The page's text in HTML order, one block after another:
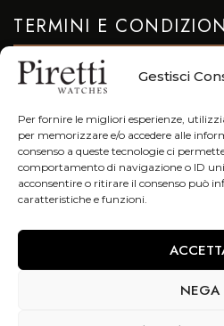
Gestisci
Per fornire le migliori esperienze,
per memorizzare e/o accedere alle
consenso a queste tecnologie ci
comportamento di navigazione o ID
acconsentire o ritirare il consenso può
caratteristiche e funzioni.
NEGA
TERMINI E
Privacy & Cookie Policy
info@piretti.it
Tel: +39 051 23.96.47
Galleria Cavour 7/F 40124 Bologna